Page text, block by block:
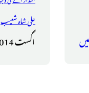
علی شاہ شعیب
اگست 2014